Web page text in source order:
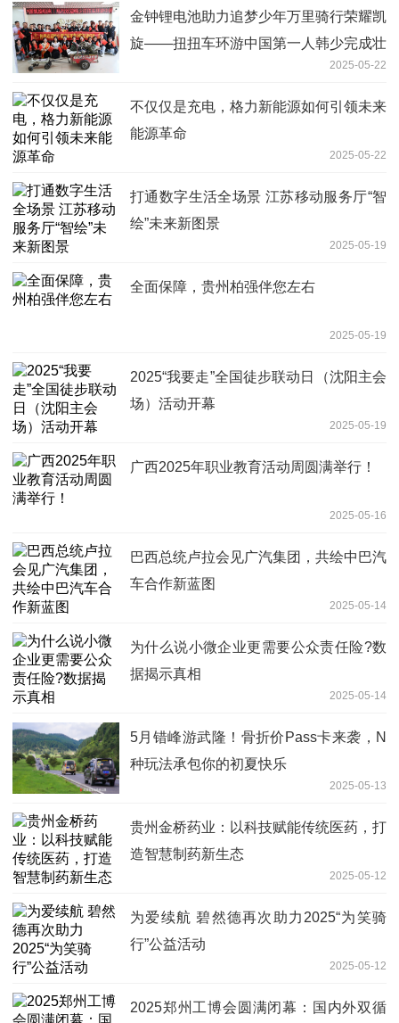
金钟锂电池助力追梦少年万里骑行荣耀凯
旋——扭扭车环游中国第一人韩少完成壮
2025-05-22
不仅仅是充电，格力新能源如何引领未来
能源革命
2025-05-22
打通数字生活全场景 江苏移动服务厅“智
绘”未来新图景
2025-05-19
全面保障，贵州柏强伴您左右
2025-05-19
2025“我要走”全国徒步联动日（沈阳主会
场）活动开幕
2025-05-19
广西2025年职业教育活动周圆满举行！
2025-05-16
巴西总统卢拉会见广汽集团，共绘中巴汽
车合作新蓝图
2025-05-14
为什么说小微企业更需要公众责任险?数
据揭示真相
2025-05-14
5月错峰游武隆！骨折价Pass卡来袭，N
种玩法承包你的初夏快乐
2025-05-13
贵州金桥药业：以科技赋能传统医药，打
造智慧制药新生态
2025-05-12
为爱续航 碧然德再次助力2025“为笑骑
行”公益活动
2025-05-12
2025郑州工博会圆满闭幕：国内外双循